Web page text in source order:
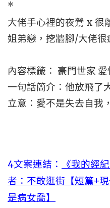
*
大佬手心裡的夜鶯 x 很
姐弟戀，挖牆腳/大佬
內容標籤： 豪門世家
一句話簡介：他放飛了
立意：愛不是失去自我
4文案連結：
《我的經
者：不敢逛街【短篇+
是病女喬】